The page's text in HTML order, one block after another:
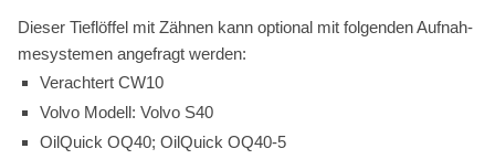
Die­ser Tief­löf­fel mit Zäh­nen kann op­tio­nal mit fol­gen­den Auf­nah­
me­sys­te­men an­ge­fragt wer­den:
Ver­ach­tert CW10
Vol­vo Mo­dell: Vol­vo S40
Oil­Quick OQ40; Oil­Quick OQ40‑5